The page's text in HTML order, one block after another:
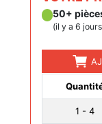
50+
(il y a 6 jours
1 - 4